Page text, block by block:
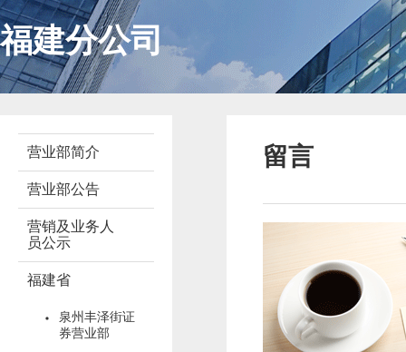
福建分公司
营业部简介
营业部公告
营销及业务人
员公示
福建省
泉州丰泽街证
券营业部
留言